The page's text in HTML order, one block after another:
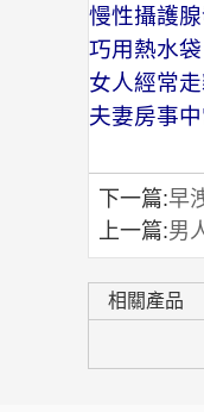
慢性攝護
巧用熱水
女人經常
夫妻房事
下一篇:早
上一篇:男
相關產品